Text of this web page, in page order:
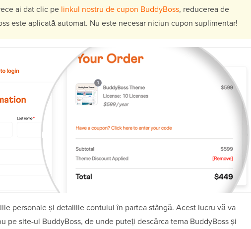
ai dat clic pe linkul nostru de cupon BuddyBoss, reducerea de
este aplicată automat. Nu este necesar niciun cupon suplimentar!
personale și detaliile contului în partea stângă. Acest lucru vă va
pe site-ul BuddyBoss, de unde puteți descărca tema BuddyBoss și